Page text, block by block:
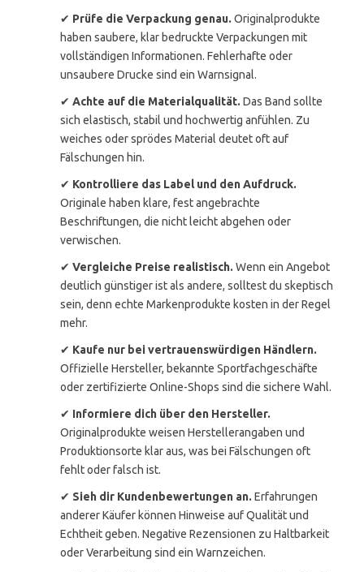
✔ Prüfe die Verpackung genau. Originalprodukte
haben saubere, klar bedruckte Verpackungen mit
vollständigen Informationen. Fehlerhafte oder
unsaubere Drucke sind ein Warnsignal.
✔ Achte auf die Materialqualität. Das Band sollte
sich elastisch, stabil und hochwertig anfühlen. Zu
weiches oder sprödes Material deutet oft auf
Fälschungen hin.
✔ Kontrolliere das Label und den Aufdruck.
Originale haben klare, fest angebrachte
Beschriftungen, die nicht leicht abgehen oder
verwischen.
✔ Vergleiche Preise realistisch. Wenn ein Angebot
deutlich günstiger ist als andere, solltest du skeptisch
sein, denn echte Markenprodukte kosten in der Regel
mehr.
✔ Kaufe nur bei vertrauenswürdigen Händlern.
Offizielle Hersteller, bekannte Sportfachgeschäfte
oder zertifizierte Online-Shops sind die sichere Wahl.
✔ Informiere dich über den Hersteller.
Originalprodukte weisen Herstellerangaben und
Produktionsorte klar aus, was bei Fälschungen oft
fehlt oder falsch ist.
✔ Sieh dir Kundenbewertungen an. Erfahrungen
anderer Käufer können Hinweise auf Qualität und
Echtheit geben. Negative Rezensionen zu Haltbarkeit
oder Verarbeitung sind ein Warnzeichen.